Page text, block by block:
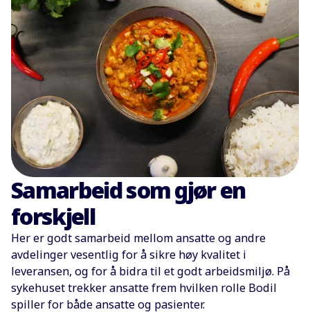
Samarbeid som gjør en
forskjell
Her er godt samarbeid mellom ansatte og andre
avdelinger vesentlig for å sikre høy kvalitet i
leveransen, og for å bidra til et godt arbeidsmiljø. På
sykehuset trekker ansatte frem hvilken rolle Bodil
spiller for både ansatte og pasienter.